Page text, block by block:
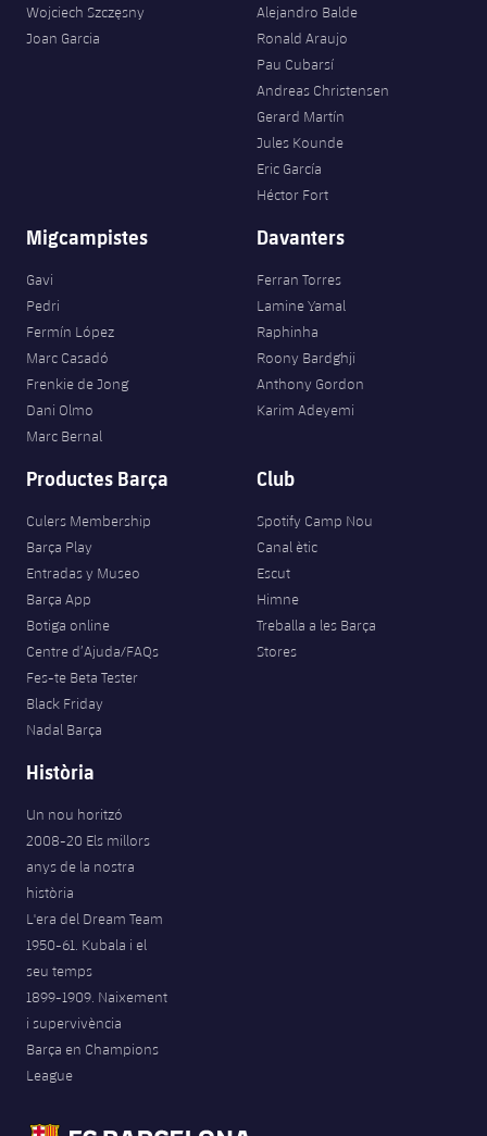
Wojciech Szczęsny
Joan Garcia
Alejandro Balde
Ronald Araujo
Pau Cubarsí
Andreas Christensen
Gerard Martín
Jules Kounde
Eric García
Héctor Fort
Migcampistes
Gavi
Pedri
Fermín López
Marc Casadó
Frenkie de Jong
Dani Olmo
Marc Bernal
Davanters
Ferran Torres
Lamine Yamal
Raphinha
Roony Bardghji
Anthony Gordon
Karim Adeyemi
Productes Barça
Culers Membership
Barça Play
Entradas y Museo
Barça App
Botiga online
Centre d’Ajuda/FAQs
Fes-te Beta Tester
Black Friday
Nadal Barça
Club
Spotify Camp Nou
Canal ètic
Escut
Himne
Treballa a les Barça
Stores
Història
Un nou horitzó
2008-20 Els millors
anys de la nostra
història
L'era del Dream Team
1950-61. Kubala i el
seu temps
1899-1909. Naixement
i supervivència
Barça en Champions
League